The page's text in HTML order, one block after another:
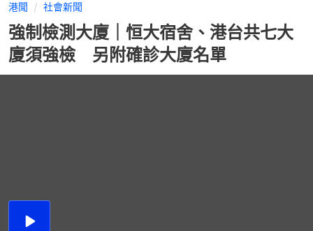
港聞 社會新聞
強制檢測大廈｜恒大宿舍、港台共七大
廈須強檢 另附確診大廈名單
播